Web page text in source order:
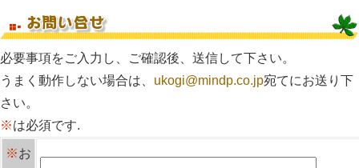
必要事項をご入力し、ご確認後、送信して下さい。
うまく動作しない場合は、 ukogi@mindp.co.jp宛てにお送り下
さい。
※は必須です.
※お